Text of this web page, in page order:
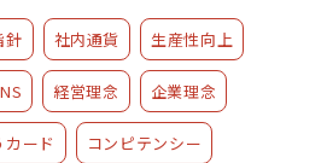
針 社内通貨 生産性向上
経営理念 企業理念
ード コンピテンシー